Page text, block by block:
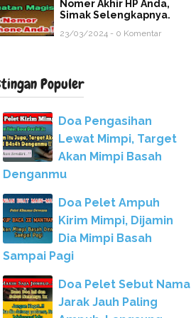
Nomer Akhir HP Anda,
Simak Selengkapnya.
23/03/2024 - 0 Komentar
Populer
Doa Pengasihan
Lewat Mimpi, Target
Akan Mimpi Basah
Denganmu
Doa Pelet Ampuh
Kirim Mimpi, Dijamin
Dia Mimpi Basah
Sampai Pagi
Doa Pelet Sebut Nama
Jarak Jauh Paling